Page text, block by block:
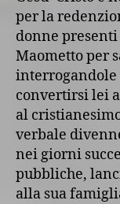
per la
donne
Maometto per
interrogandole
convertirsi lei
al
verbale
nei giorni
pubbliche,
alla sua